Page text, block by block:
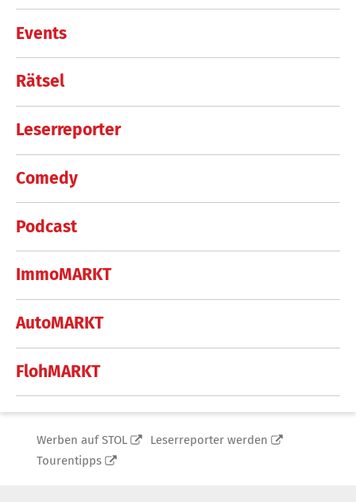
Events
Rätsel
Leserreporter
Comedy
Podcast
ImmoMARKT
AutoMARKT
FlohMARKT
Werben auf STOL
Leserreporter werden
Tourentipps